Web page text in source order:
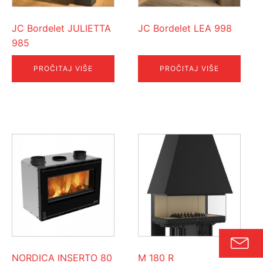
JC Bordelet JULIETTA
985
PROČITAJ VIŠE
JC Bordelet LEA 998
PROČITAJ VIŠE
NORDICA INSERTO 80
M 180 R